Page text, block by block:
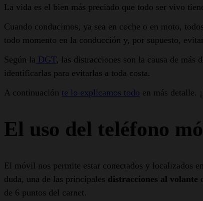
La vida es el bien más preciado que todo ser vivo
Cuando conducimos, ya sea en coche o en moto,
todo momento en la conducción y, por supuesto,
Según la DGT, las distracciones son la causa de más
identificarlas para evitarlas a toda costa.
A continuación te lo explicamos todo en más detalle.
El uso del teléfono
El móvil nos permite estar conectados y localizados
duda, una de las principales distracciones al volante
de 6 puntos del carnet.